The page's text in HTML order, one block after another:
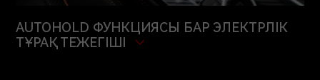
AUTOHOLD ФУНКЦИЯСЫ БАР ЭЛЕКТРЛІК
ТҰРАҚ ТЕЖЕГІШІ